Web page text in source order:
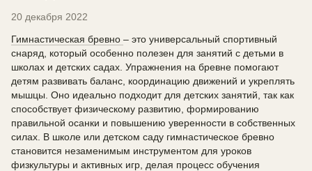
20 декабря 2022
Гимнастическая бревно – это универсальный спортивный
снаряд, который особенно полезен для занятий с детьми в
школах и детских садах. Упражнения на бревне помогают
детям развивать баланс, координацию движений и укреплять
мышцы. Оно идеально подходит для детских занятий, так как
способствует физическому развитию, формированию
правильной осанки и повышению уверенности в собственных
силах. В школе или детском саду гимнастическое бревно
становится незаменимым инструментом для уроков
физкультуры и активных игр, делая процесс обучения